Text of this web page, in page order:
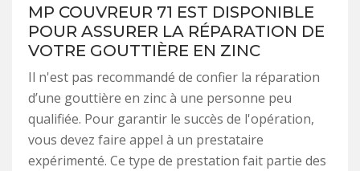
MP COUVREUR 71 EST DISPONIBLE
POUR ASSURER LA RÉPARATION DE
VOTRE GOUTTIÈRE EN ZINC
Il n'est pas recommandé de confier la réparation
d’une gouttière en zinc à une personne peu
qualifiée. Pour garantir le succès de l'opération,
vous devez faire appel à un prestataire
expérimenté. Ce type de prestation fait partie des